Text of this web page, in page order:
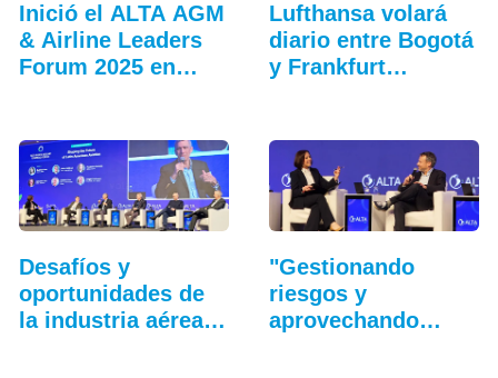
Inició el ALTA AGM
& Airline Leaders
Forum 2025 en
Lufthansa volará
diario entre Bogotá
y Frankfurt…
Desafíos y
oportunidades de
la industria aérea
"Gestionando
riesgos y
aprovechando